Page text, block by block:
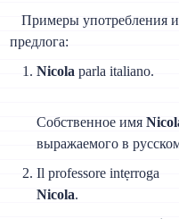
Примеры употребления
предлога:
Nicola parla italiano.
Собственное имя
выражаемого в
Il professore intẹrroga
Nicola.